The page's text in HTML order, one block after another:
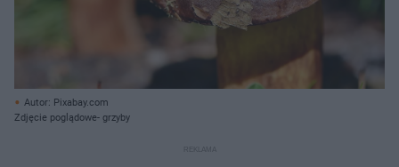
Autor: Pixabay.com
Zdjęcie poglądowe- grzyby